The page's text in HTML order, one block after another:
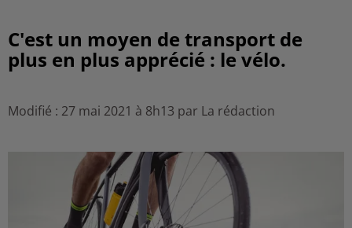
C'est un moyen de transport de
plus en plus apprécié : le vélo.
Modifié : 27 mai 2021 à 8h13 par La rédaction